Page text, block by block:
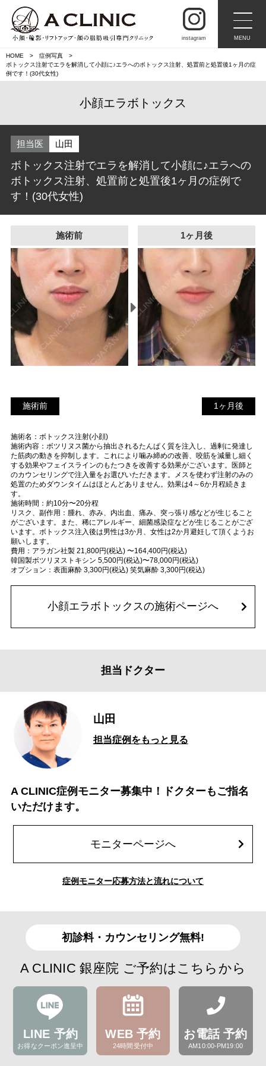
instagram MENU
HOME
症例写真
ボトックス注射でエラを解消して小顔に♪エラへのボトックス注射、処置前と処置後1ヶ月の症
例です！(30代女性)
小顔エラボトックス
担当医 山田
ボトックス注射でエラを解消して小顔に♪エラへの
ボトックス注射、処置前と処置後1ヶ月の症例で
す！(30代女性)
施術前 1ヶ月後
後
施術前 1ヶ月後
施術名：ボトックス注射(小顔)
施術内容：ボツリヌス菌から抽出されるたんぱく質を注入し、過剰に発達し
た筋肉の動きを抑制します。これにより噛み締めの改善、咬筋を減量し細く
する効果やフェイスラインのもたつきを改善する効果がございます。医師と
のカウンセリングで注入量をお選びいただきます。メスを使わず注射のみの
処置のためダウンタイムはほとんどありません。効果は4～6か月程続きま
す。
施術時間：約10分〜20分程
リスク、副作用：腫れ、赤み、内出血、痛み、突っ張り感などが生じること
がございます。また、稀にアレルギー、細菌感染症などが生じることがござ
います。ボトックス注入後は男性は3か月、女性は2か月避妊して頂くようお
願いします。
費用：アラガン社製 21,800円(税込) 〜164,400円(税込)
韓国製ボツリヌストキシン 5,500円(税込)〜78,000円(税込)
オプション：表面麻酔 3,300円(税込) 笑気麻酔 3,300円(税込)
小顔エラボトックスの施術ページへ
担当ドクター
山田
担当症例をもっと見る
A CLINIC症例モニター募集中！ドクターもご指名
いただけます。
モニターページへ
症例モニター応募方法と流れについて
初診料・カウンセリング無料!
A CLINIC 銀座院 ご予約はこちらから
LINE 予約
お得なクーポン進呈中
WEB 予約
24時間受付中
お電話 予約
AM10:00-PM19:00